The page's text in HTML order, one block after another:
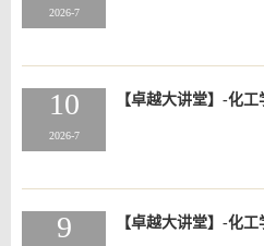
2026-7
10
2026-7
【卓越大讲堂】-化
9 【卓越大讲堂】-化